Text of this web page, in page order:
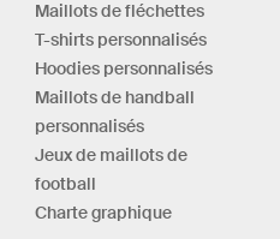
Maillots de fléchettes
T-shirts personnalisés
Hoodies personnalisés
Maillots de handball
personnalisés
Jeux de maillots de
football
Charte graphique